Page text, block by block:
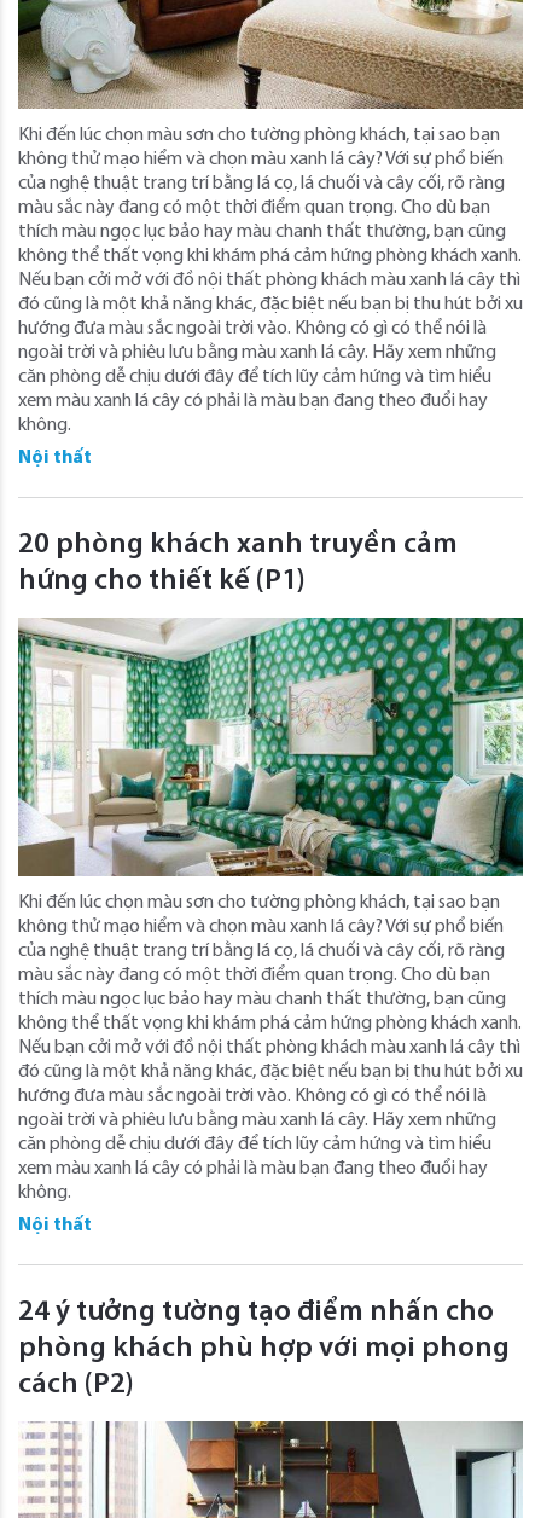
Khi đến lúc chọn màu sơn cho tường phòng khách, tại sao bạn
không thử mạo hiểm và chọn màu xanh lá cây? Với sự phổ biến
của nghệ thuật trang trí bằng lá cọ, lá chuối và cây cối, rõ ràng
màu sắc này đang có một thời điểm quan trọng. Cho dù bạn
thích màu ngọc lục bảo hay màu chanh thất thường, bạn cũng
không thể thất vọng khi khám phá cảm hứng phòng khách xanh.
Nếu bạn cởi mở với đồ nội thất phòng khách màu xanh lá cây thì
đó cũng là một khả năng khác, đặc biệt nếu bạn bị thu hút bởi xu
hướng đưa màu sắc ngoài trời vào. Không có gì có thể nói là
ngoài trời và phiêu lưu bằng màu xanh lá cây. Hãy xem những
căn phòng dễ chịu dưới đây để tích lũy cảm hứng và tìm hiểu
xem màu xanh lá cây có phải là màu bạn đang theo đuổi hay
không.
Nội thất
20 phòng khách xanh truyền cảm
hứng cho thiết kế (P1)
Khi đến lúc chọn màu sơn cho tường phòng khách, tại sao bạn
không thử mạo hiểm và chọn màu xanh lá cây? Với sự phổ biến
của nghệ thuật trang trí bằng lá cọ, lá chuối và cây cối, rõ ràng
màu sắc này đang có một thời điểm quan trọng. Cho dù bạn
thích màu ngọc lục bảo hay màu chanh thất thường, bạn cũng
không thể thất vọng khi khám phá cảm hứng phòng khách xanh.
Nếu bạn cởi mở với đồ nội thất phòng khách màu xanh lá cây thì
đó cũng là một khả năng khác, đặc biệt nếu bạn bị thu hút bởi xu
hướng đưa màu sắc ngoài trời vào. Không có gì có thể nói là
ngoài trời và phiêu lưu bằng màu xanh lá cây. Hãy xem những
căn phòng dễ chịu dưới đây để tích lũy cảm hứng và tìm hiểu
xem màu xanh lá cây có phải là màu bạn đang theo đuổi hay
không.
Nội thất
24 ý tưởng tường tạo điểm nhấn cho
phòng khách phù hợp với mọi phong
cách (P2)